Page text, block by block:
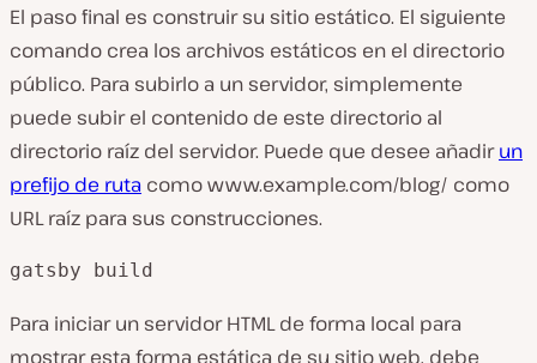
El paso final es construir su sitio estático. El siguiente
comando crea los archivos estáticos en el directorio
público. Para subirlo a un servidor, simplemente
puede subir el contenido de este directorio al
directorio raíz del servidor. Puede que desee añadirun
prefijo de ruta como www.example.com/blog/ como
URL raíz para sus construcciones.
gatsby build
Para iniciar un servidor HTML de forma local para
mostrar esta forma estática de su sitio web, debe